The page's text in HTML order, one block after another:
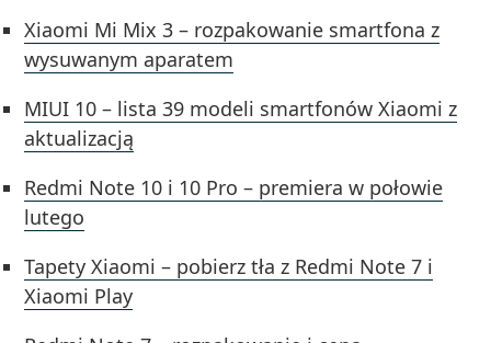
Xiaomi Mi Mix 3 – rozpakowanie smartfona z
wysuwanym aparatem
MIUI 10 – lista 39 modeli smartfonów Xiaomi z
aktualizacją
Redmi Note 10 i 10 Pro – premiera w połowie
lutego
Tapety Xiaomi – pobierz tła z Redmi Note 7 i
Xiaomi Play